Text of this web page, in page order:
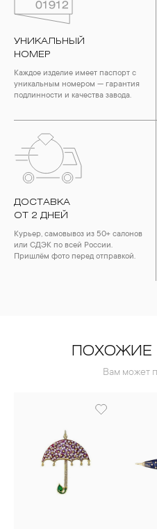
УНИКАЛЬНЫЙ
НОМЕР
Каждое изделие имеет паспорт с
уникальным номером — гарантия
подлинности и качества завода.
ДОСТАВКА
ОТ 2 ДНЕЙ
Курьер, самовывоз из 50+ салонов
или СДЭК по всей России.
Пришлём фото перед отправкой.
ПОХОЖИЕ
Вам может